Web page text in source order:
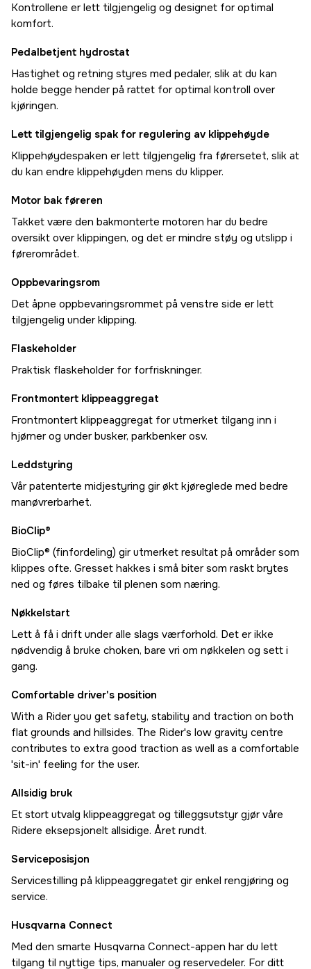
Kontrollene er lett tilgjengelig og designet for optimal
komfort.
Pedalbetjent hydrostat
Hastighet og retning styres med pedaler, slik at du kan
holde begge hender på rattet for optimal kontroll over
kjøringen.
Lett tilgjengelig spak for regulering av klippehøyde
Klippehøydespaken er lett tilgjengelig fra førersetet, slik at
du kan endre klippehøyden mens du klipper.
Motor bak føreren
Takket være den bakmonterte motoren har du bedre
oversikt over klippingen, og det er mindre støy og utslipp i
førerområdet.
Oppbevaringsrom
Det åpne oppbevaringsrommet på venstre side er lett
tilgjengelig under klipping.
Flaskeholder
Praktisk flaskeholder for forfriskninger.
Frontmontert klippeaggregat
Frontmontert klippeaggregat for utmerket tilgang inn i
hjørner og under busker, parkbenker osv.
Leddstyring
Vår patenterte midjestyring gir økt kjøreglede med bedre
manøvrerbarhet.
BioClip®
BioClip® (finfordeling) gir utmerket resultat på områder som
klippes ofte. Gresset hakkes i små biter som raskt brytes
ned og føres tilbake til plenen som næring.
Nøkkelstart
Lett å få i drift under alle slags værforhold. Det er ikke
nødvendig å bruke choken, bare vri om nøkkelen og sett i
gang.
Comfortable driver's position
With a Rider you get safety, stability and traction on both
flat grounds and hillsides. The Rider's low gravity centre
contributes to extra good traction as well as a comfortable
'sit-in' feeling for the user.
Allsidig bruk
Et stort utvalg klippeaggregat og tilleggsutstyr gjør våre
Ridere eksepsjonelt allsidige. Året rundt.
Serviceposisjon
Servicestilling på klippeaggregatet gir enkel rengjøring og
service.
Husqvarna Connect
Med den smarte Husqvarna Connect-appen har du lett
tilgang til nyttige tips, manualer og reservedeler. For ditt